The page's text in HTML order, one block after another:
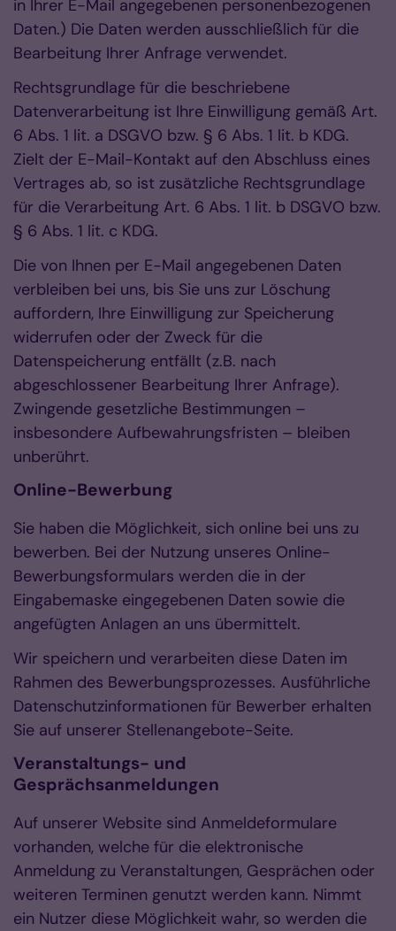
in Ihrer E-Mail angegebenen personenbezogenen
Daten.) Die Daten werden ausschließlich für die
Bearbeitung Ihrer Anfrage verwendet.
Rechtsgrundlage für die beschriebene
Datenverarbeitung ist Ihre Einwilligung gemäß Art.
6 Abs. 1 lit. a DSGVO bzw. § 6 Abs. 1 lit. b KDG.
Zielt der E-Mail-Kontakt auf den Abschluss eines
Vertrages ab, so ist zusätzliche Rechtsgrundlage
für die Verarbeitung Art. 6 Abs. 1 lit. b DSGVO bzw.
§ 6 Abs. 1 lit. c KDG.
Die von Ihnen per E-Mail angegebenen Daten
verbleiben bei uns, bis Sie uns zur Löschung
auffordern, Ihre Einwilligung zur Speicherung
widerrufen oder der Zweck für die
Datenspeicherung entfällt (z.B. nach
abgeschlossener Bearbeitung Ihrer Anfrage).
Zwingende gesetzliche Bestimmungen –
insbesondere Aufbewahrungsfristen – bleiben
unberührt.
Online-Bewerbung
Sie haben die Möglichkeit, sich online bei uns zu
bewerben. Bei der Nutzung unseres Online-
Bewerbungsformulars werden die in der
Eingabemaske eingegebenen Daten sowie die
angefügten Anlagen an uns übermittelt.
Wir speichern und verarbeiten diese Daten im
Rahmen des Bewerbungsprozesses. Ausführliche
Datenschutzinformationen für Bewerber erhalten
Sie auf unserer Stellenangebote-Seite.
Veranstaltungs- und
Gesprächsanmeldungen
Auf unserer Website sind Anmeldeformulare
vorhanden, welche für die elektronische
Anmeldung zu Veranstaltungen, Gesprächen oder
weiteren Terminen genutzt werden kann. Nimmt
ein Nutzer diese Möglichkeit wahr, so werden die